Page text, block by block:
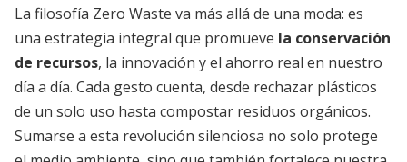
La filosofía Zero Waste va más allá de una moda: es
una estrategia integral que promueve la conservación
de recursos, la innovación y el ahorro real en nuestro
día a día. Cada gesto cuenta, desde rechazar plásticos
de un solo uso hasta compostar residuos orgánicos.
Sumarse a esta revolución silenciosa no solo protege